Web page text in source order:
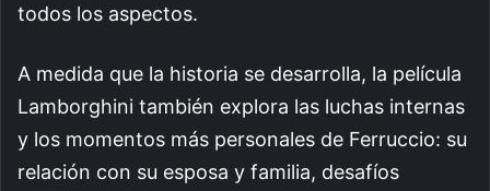
todos los aspectos.
A medida que la historia se desarrolla, la película
Lamborghini también explora las luchas internas
y los momentos más personales de Ferruccio: su
relación con su esposa y familia, desafíos